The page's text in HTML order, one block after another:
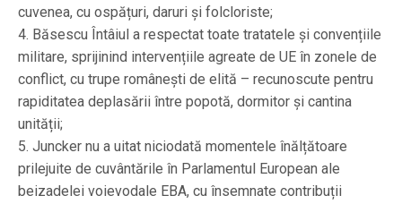
cuvenea, cu ospățuri, daruri și folcloriste;
4. Băsescu Întâiul a respectat toate tratatele și convențiile
militare, sprijinind intervențiile agreate de UE în zonele de
conflict, cu trupe românești de elită – recunoscute pentru
rapiditatea deplasării între popotă, dormitor și cantina
unității;
5. Juncker nu a uitat niciodată momentele înălțătoare
prilejuite de cuvântările în Parlamentul European ale
beizadelei voievodale EBA, cu însemnate contribuții